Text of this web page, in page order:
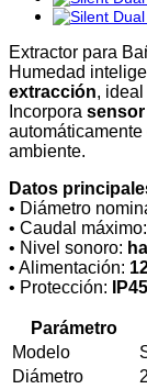
Extractor para
Humedad
extracción, ideal
Incorpora sensor
ambiente.
Datos
• Diámetro
• Caudal máximo:
• Nivel sonoro:
• Alimentación:
• Protección:
Parámetro
Modelo
Diámetro